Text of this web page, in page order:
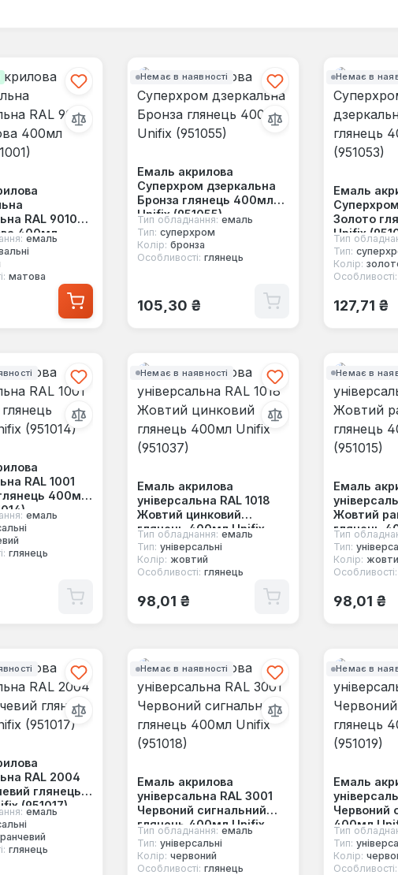
RAL 9010
400мл
емаль
матова
Немає в наявності
Емаль акрилова
Суперхром дзеркальна
Бронза глянець 400мл
Unifix (951055)
Тип обладнання: емаль
Тип: суперхром
Колір: бронза
Особливості: глянець
Звичайна ціна:
105,30 ₴
Немає в
Емаль
Золото
Unifix
Тип
Тип:
Колір:
Особливості:
Звичайна
127,71 ₴
RAL 1001
400мл
емаль
глянець
Немає в наявності
Емаль акрилова
універсальна RAL 1018
Жовтий цинковий
глянець 400мл Unifix
(951037)
Тип обладнання: емаль
Тип: універсальні
Колір: жовтий
Особливості: глянець
Звичайна ціна:
98,01 ₴
Немає в
Емаль
Жовтий
глянець
(951015)
Тип
Тип:
Колір:
Особливості:
Звичайна
98,01 ₴
RAL 2004
глянець
(951017)
емаль
глянець
Немає в наявності
Емаль акрилова
універсальна RAL 3001
Червоний сигнальний
глянець 400мл Unifix
(951018)
Тип обладнання: емаль
Тип: універсальні
Колір: червоний
Особливості: глянець
Немає в
Емаль
Червоний
400мл
Тип
Тип:
Колір:
Особливості: